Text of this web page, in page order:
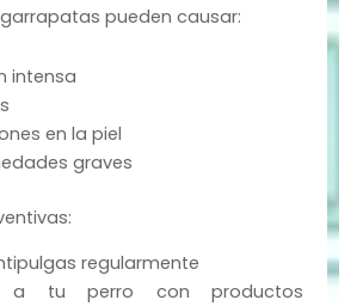
pueden causar:
intensa
en la piel
graves
regularmente
a tu perro con productos